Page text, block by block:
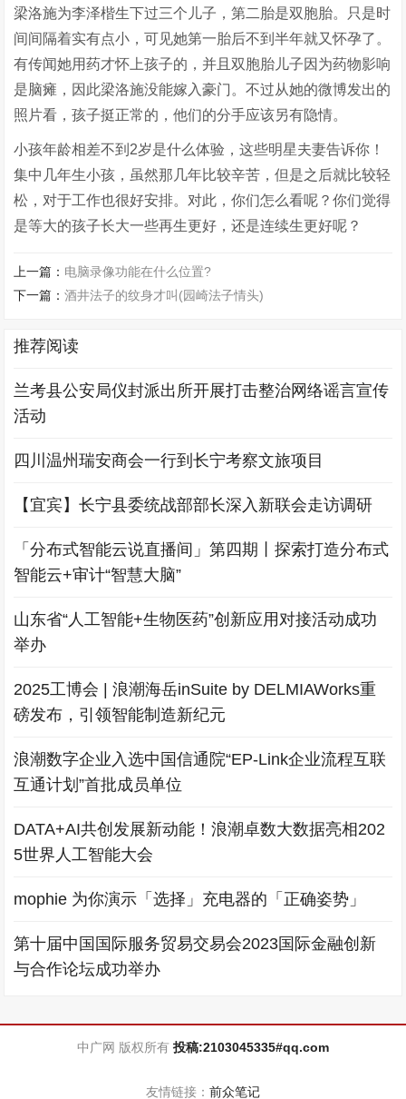
梁洛施为李泽楷生下过三个儿子，第二胎是双胞胎。只是时
间间隔着实有点小，可见她第一胎后不到半年就又怀孕了。
有传闻她用药才怀上孩子的，并且双胞胎儿子因为药物影响
是脑瘫，因此梁洛施没能嫁入豪门。不过从她的微博发出的
照片看，孩子挺正常的，他们的分手应该另有隐情。
小孩年龄相差不到2岁是什么体验，这些明星夫妻告诉你！
集中几年生小孩，虽然那几年比较辛苦，但是之后就比较轻
松，对于工作也很好安排。对此，你们怎么看呢？你们觉得
是等大的孩子长大一些再生更好，还是连续生更好呢？
上一篇： 电脑录像功能在什么位置?
下一篇：酒井法子的纹身才叫(园崎法子情头)
推荐阅读
兰考县公安局仪封派出所开展打击整治网络谣言宣传
活动
四川温州瑞安商会一行到长宁考察文旅项目
【宜宾】长宁县委统战部部长深入新联会走访调研
「分布式智能云说直播间」第四期丨探索打造分布式
智能云+审计“智慧大脑”
山东省“人工智能+生物医药”创新应用对接活动成功
举办
2025工博会 | 浪潮海岳inSuite by DELMIAWorks重
磅发布，引领智能制造新纪元
浪潮数字企业入选中国信通院“EP-Link企业流程互联
互通计划”首批成员单位
DATA+AI共创发展新动能！浪潮卓数大数据亮相202
5世界人工智能大会
mophie 为你演示「选择」充电器的「正确姿势」
第十届中国国际服务贸易交易会2023国际金融创新
与合作论坛成功举办
中广网 版权所有 投稿:2103045335#qq.com
友情链接： 前众笔记